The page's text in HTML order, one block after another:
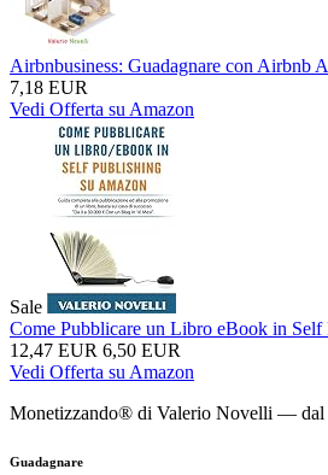
Airbnbusiness: Guadagnare con Airbnb
7,18 EUR
Vedi Offerta su Amazon
Sale
Come Pubblicare un Libro eBook in Self
12,47 EUR 6,50 EUR
Vedi Offerta su Amazon
Monetizzando® di Valerio Novelli — dal
Guadagnare